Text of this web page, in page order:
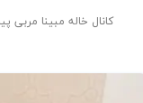
کانال خاله مبینا